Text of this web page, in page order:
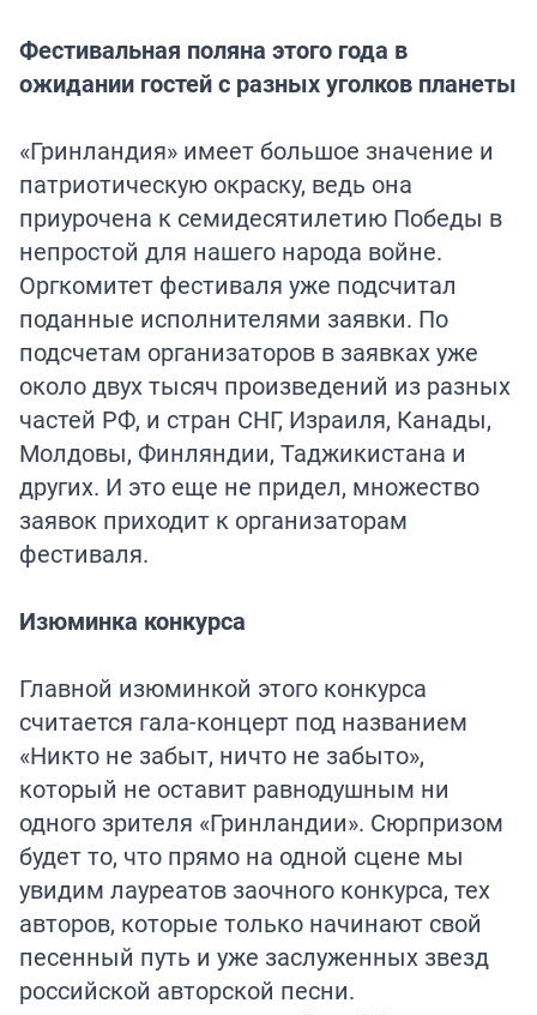
Фестивальная поляна этого года в
ожидании гостей с разных уголков планеты
«Гринландия» имеет большое значение и
патриотическую окраску, ведь она
приурочена к семидесятилетию Победы в
непростой для нашего народа войне.
Оргкомитет фестиваля уже подсчитал
поданные исполнителями заявки. По
подсчетам организаторов в заявках уже
около двух тысяч произведений из разных
частей РФ, и стран СНГ, Израиля, Канады,
Молдовы, Финляндии, Таджикистана и
других. И это еще не придел, множество
заявок приходит к организаторам
фестиваля.
Изюминка конкурса
Главной изюминкой этого конкурса
считается гала-концерт под названием
«Никто не забыт, ничто не забыто»,
который не оставит равнодушным ни
одного зрителя «Гринландии». Сюрпризом
будет то, что прямо на одной сцене мы
увидим лауреатов заочного конкурса, тех
авторов, которые только начинают свой
песенный путь и уже заслуженных звезд
российской авторской песни.